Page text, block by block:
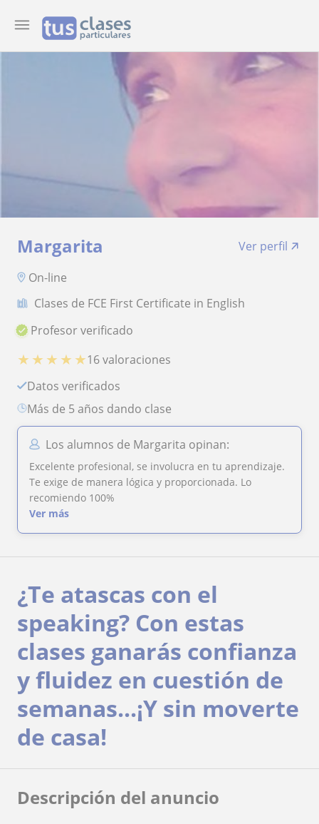
Margarita
Ver perfil
On-line
Clases de FCE First Certificate in English
Profesor verificado
★ ★ ★ ★ ★16 valoraciones
Datos verificados
más de 5 años dando clase
Los alumnos de Margarita opinan:
Excelente profesional, se involucra en tu aprendizaje.
Te exige de manera lógica y proporcionada. Lo
recomiendo 100%
Ver más
¿Te atascas con el
speaking? Con estas
clases ganarás confianza
y fluidez en cuestión de
semanas...¡Y sin moverte
de casa!
Descripción del anuncio